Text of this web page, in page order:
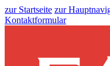
zur Startseite zur
Kontaktformular